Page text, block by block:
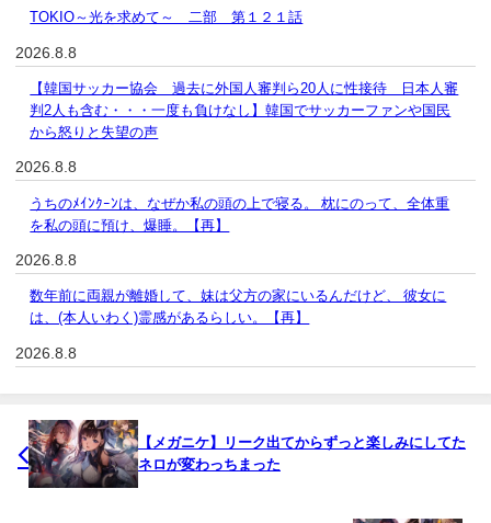
TOKIO～光を求めて～ 二部 第１２１話
2026.8.8
【韓国サッカー協会 過去に外国人審判ら20人に性接待 日本人審
判2人も含む・・・一度も負けなし】韓国でサッカーファンや国民
から怒りと失望の声
2026.8.8
うちのﾒｲﾝｸｰﾝは、なぜか私の頭の上で寝る。 枕にのって、全体重
を私の頭に預け、爆睡。【再】
2026.8.8
数年前に両親が離婚して、妹は父方の家にいるんだけど、 彼女に
は、(本人いわく)霊感があるらしい。【再】
2026.8.8
【メガニケ】リーク出てからずっと楽しみにしてた
ネロが変わっちまった